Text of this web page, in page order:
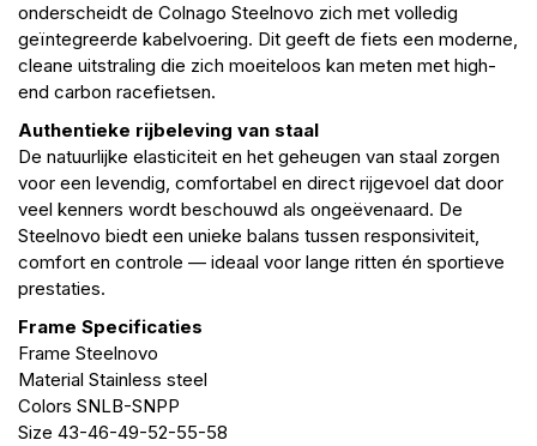
onderscheidt de Colnago Steelnovo zich met volledig
geïntegreerde kabelvoering. Dit geeft de fiets een moderne,
cleane uitstraling die zich moeiteloos kan meten met high-
end carbon racefietsen.
Authentieke rijbeleving van staal
De natuurlijke elasticiteit en het geheugen van staal zorgen
voor een levendig, comfortabel en direct rijgevoel dat door
veel kenners wordt beschouwd als ongeëvenaard. De
Steelnovo biedt een unieke balans tussen responsiviteit,
comfort en controle — ideaal voor lange ritten én sportieve
prestaties.
Frame Specificaties
Frame Steelnovo
Material Stainless steel
Colors SNLB-SNPP
Size 43-46-49-52-55-58